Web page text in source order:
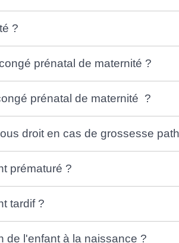
?
prénatal de maternité ?
prénatal de maternité ?
droit en cas de grossesse
prématuré ?
tardif ?
de l'enfant à la naissance ?